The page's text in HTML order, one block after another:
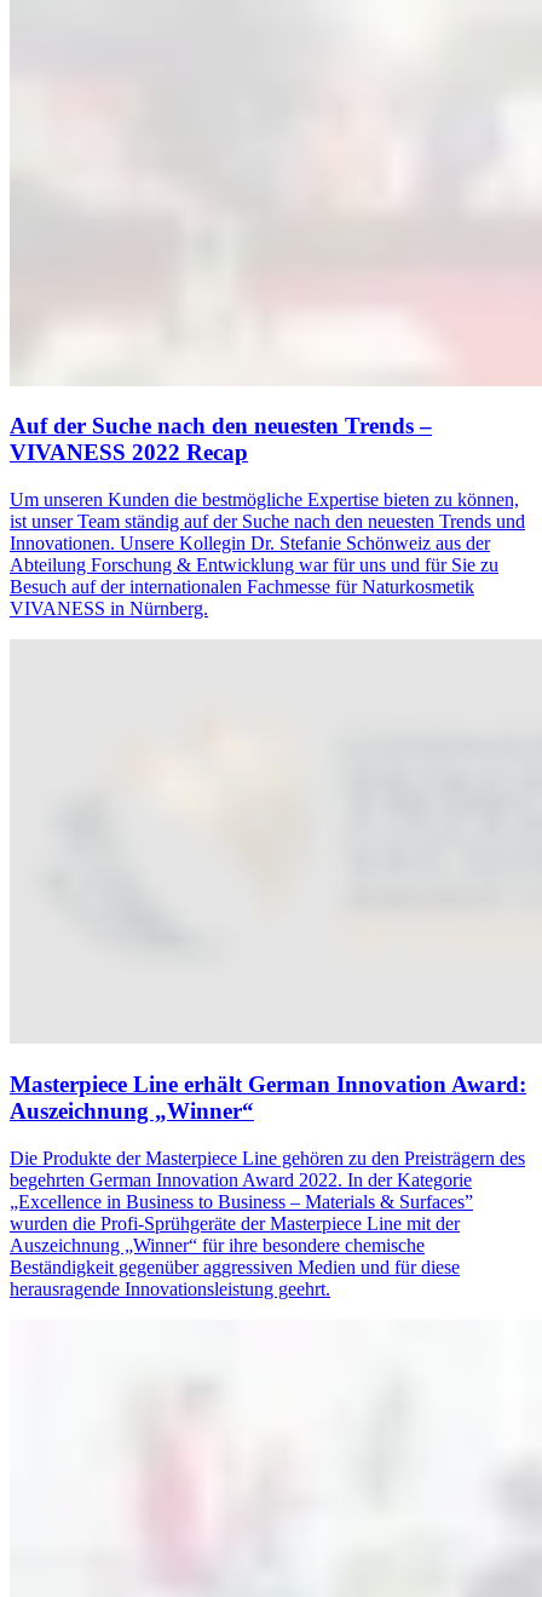
Auf der Suche nach den neuesten Trends –
VIVANESS 2022 Recap
Um unseren Kunden die bestmögliche Expertise bieten zu können,
ist unser Team ständig auf der Suche nach den neuesten Trends und
Innovationen. Unsere Kollegin Dr. Stefanie Schönweiz aus der
Abteilung Forschung & Entwicklung war für uns und für Sie zu
Besuch auf der internationalen Fachmesse für Naturkosmetik
VIVANESS in Nürnberg.
Masterpiece Line erhält German Innovation Award:
Auszeichnung „Winner“
Die Produkte der Masterpiece Line gehören zu den Preisträgern des
begehrten German Innovation Award 2022. In der Kategorie
„Excellence in Business to Business – Materials & Surfaces”
wurden die Profi-Sprühgeräte der Masterpiece Line mit der
Auszeichnung „Winner“ für ihre besondere chemische
Beständigkeit gegenüber aggressiven Medien und für diese
herausragende Innovationsleistung geehrt.